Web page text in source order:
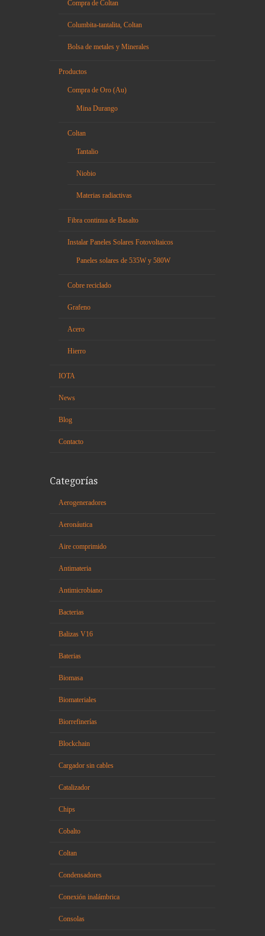
Compra de Coltan
Columbita-tantalita, Coltan
Bolsa de metales y Minerales
Productos
Compra de Oro (Au)
Mina Durango
Coltan
Tantalio
Niobio
Materias radiactivas
Fibra continua de Basalto
Instalar Paneles Solares Fotovoltaicos
Paneles solares de 535W y 580W
Cobre reciclado
Grafeno
Acero
Hierro
IOTA
News
Blog
Contacto
Categorías
Aerogeneradores
Aeronáutica
Aire comprimido
Antimateria
Antimicrobiano
Bacterias
Balizas V16
Baterias
Biomasa
Biomateriales
Biorrefinerías
Blockchain
Cargador sin cables
Catalizador
Chips
Cobalto
Coltan
Condensadores
Conexión inalámbrica
Consolas